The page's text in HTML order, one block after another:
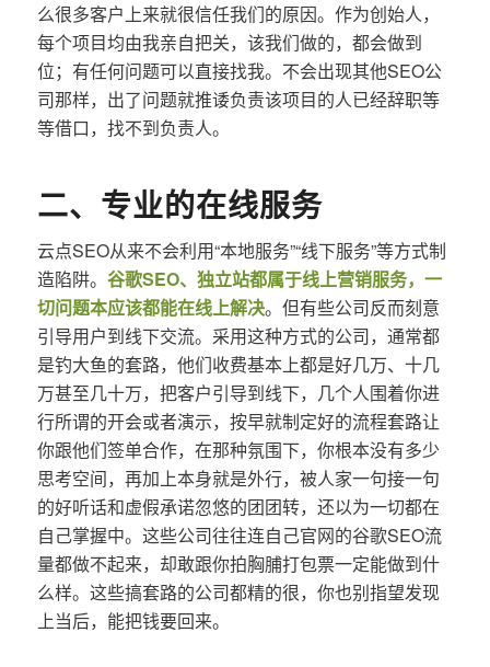
么很多客户上来就很信任我们的原因。作为创始人，
每个项目均由我亲自把关，该我们做的，都会做到
位；有任何问题可以直接找我。不会出现其他SEO公
司那样，出了问题就推诿负责该项目的人已经辞职等
等借口，找不到负责人。
二、专业的在线服务
云点SEO从来不会利用“本地服务”“线下服务”等方式制
造陷阱。 谷歌SEO、独立站都属于线上营销服务，一
切问题本应该都能在线上解决。但有些公司反而刻意
引导用户到线下交流。采用这种方式的公司，通常都
是钓大鱼的套路，他们收费基本上都是好几万、十几
万甚至几十万，把客户引导到线下，几个人围着你进
行所谓的开会或者演示，按早就制定好的流程套路让
你跟他们签单合作，在那种氛围下，你根本没有多少
思考空间，再加上本身就是外行，被人家一句接一句
的好听话和虚假承诺忽悠的团团转，还以为一切都在
自己掌握中。这些公司往往连自己官网的谷歌SEO流
量都做不起来，却敢跟你拍胸脯打包票一定能做到什
么样。这些搞套路的公司都精的很，你也别指望发现
上当后，能把钱要回来。